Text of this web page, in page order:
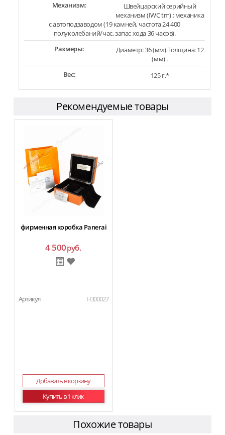
Механизм:
Швейцарский серийный
механизм (IWC tm) : механика
с автоподзаводом (19 камней, частота 24 400
полуколебаний/час, запас хода 36 часов).
Размеры:
Диаметр: 36 (мм) Толщина: 12
(мм) .
Вес:
125 г.*
Рекомендуемые товары
фирменная коробка Panerai
4 500руб.
Артикул H300027
Добавить в корзину
Купить в 1 клик
Похожие товары